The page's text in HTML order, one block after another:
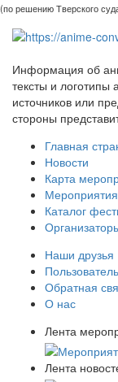
(по решению Тверского
Информация об
тексты и логотипы
источников или
стороны
Главная
Новости
Карта
Каталог
Наши друзья
Обратная
О нас
Лента
Лента